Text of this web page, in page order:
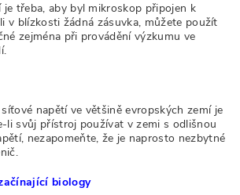
je třeba, aby byl mikroskop připojen k
v blízkosti žádná zásuvka, můžete použít
zejména při provádění výzkumu ve
napětí ve většině evropských zemí je
li svůj přístroj používat v zemi s odlišnou
nezapomeňte, že je naprosto nezbytné
biology